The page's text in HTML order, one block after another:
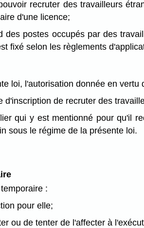
recruter des travailleurs
d'une licence;
postes occupés par des
fixé selon les règlements
loi, l'autorisation donnée en vertu
de recruter des
qui y est mentionné pour qu'il
sous le régime de la présente loi.
:
pour elle;
ou de tenter de l'affecter à